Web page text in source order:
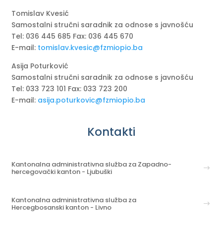
Tomislav Kvesić
Samostalni stručni saradnik za odnose s javnošću
Tel: 036 445 685 Fax: 036 445 670
E-mail: tomislav.kvesic@fzmiopio.ba
Asija Poturković
Samostalni stručni saradnik za odnose s javnošću
Tel: 033 723 101 Fax: 033 723 200
E-mail: asija.poturkovic@fzmiopio.ba
Kontakti
Kantonalna administrativna služba za Zapadno-
hercegovački kanton - Ljubuški
Kantonalna administrativna služba za
Hercegbosanski kanton - Livno